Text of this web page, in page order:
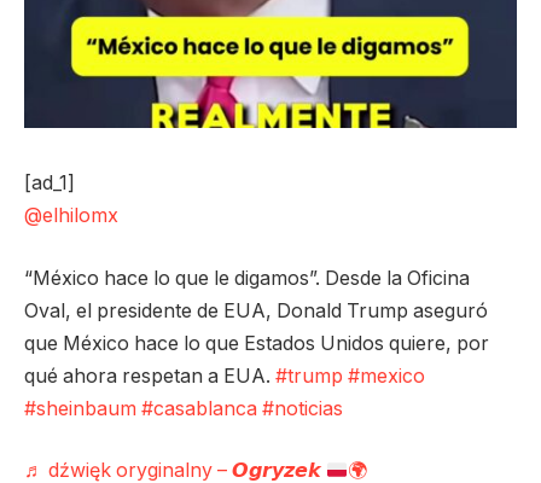
[ad_1]
@elhilomx
“México hace lo que le digamos”. Desde la Oficina
Oval, el presidente de EUA, Donald Trump aseguró
que México hace lo que Estados Unidos quiere, por
qué ahora respetan a EUA. #trump #mexico
#sheinbaum #casablanca #noticias
♬ dźwięk oryginalny – 𝙊𝙜𝙧𝙮𝙯𝙚𝙠 🌍